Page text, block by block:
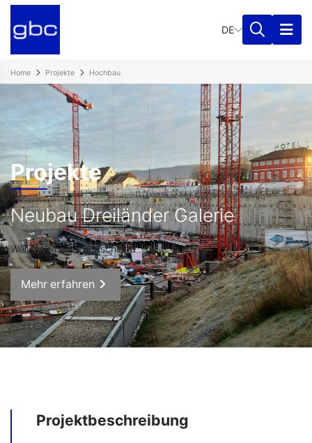
DE
Home Projekte Hochbau
Projekte
Neubau Dreiländer Galerie
Weil am Rhein, Deutschland
Mehr erfahren
Projektbeschreibung